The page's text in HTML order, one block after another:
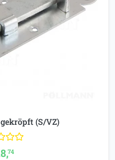
(S/VZ)
74